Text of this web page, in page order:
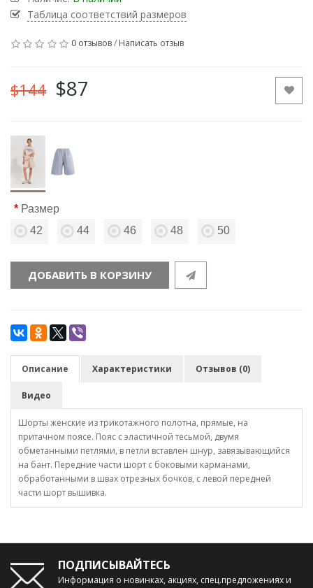
Таблица соответствий размеров
0 отзывов/ Написать отзыв
$144 $87
Размер
42
44 46 48 50
ДОБАВИТЬ В КОРЗИНУ
Описание Характеристики Отзывов (0)
Видео
Шорты женские из трикотажного полотна, прямые, на
притачном поясе. Пояс с эластичной тесьмой, двумя
обметанными петлями, в петли вставлен шнур, завязывающийся
на бант. Передние части шорт с боковыми карманами,
обработанными в швах отрезных бочков, с левой передней
части шорт вышивка.
ПОДПИСЫВАЙТЕСЬ
Информация о новинках, акциях, спец.предложениях и